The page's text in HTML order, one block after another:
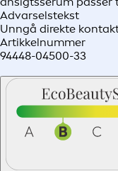
Advarselstekst
Unngå direkte
Artikkelnummer
94448-04500-33